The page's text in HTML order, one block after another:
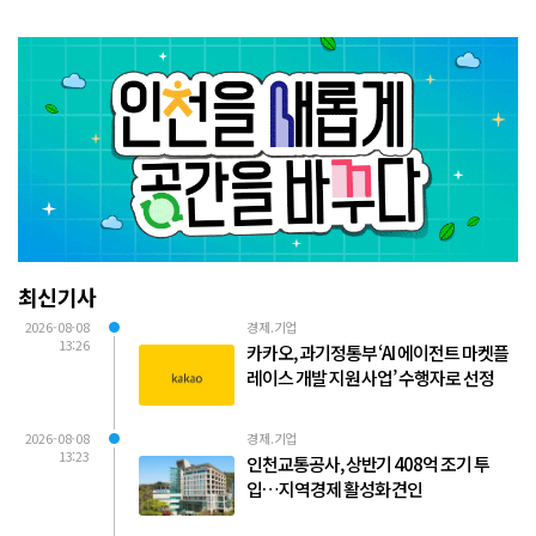
최신기사
2026-08-08
13:26
경제.기업
카카오, 과기정통부 ‘AI 에이전트 마켓플
레이스 개발 지원 사업’ 수행자로 선정
2026-08-08
13:23
경제.기업
인천교통공사, 상반기 408억 조기 투
입…지역경제 활성화 견인